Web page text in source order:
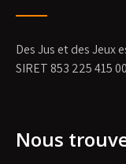
Des Jus et des Jeux
SIRET 853 225 415
Nous